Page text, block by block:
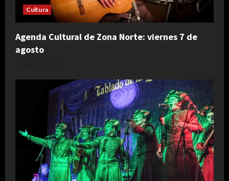
Cultura
Agenda Cultural de Zona Norte: viernes 7 de
agosto